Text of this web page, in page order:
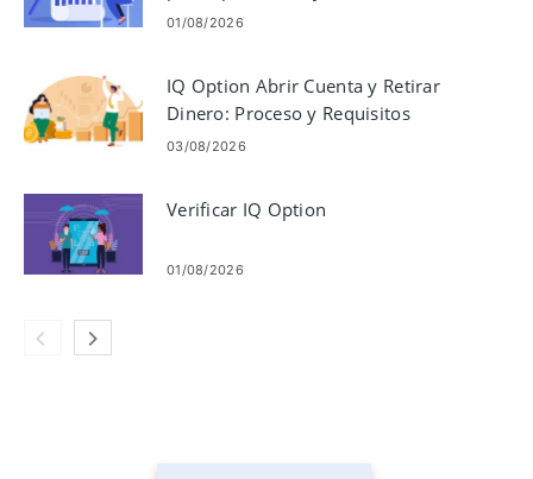
01/08/2026
IQ Option Abrir Cuenta y Retirar
Dinero: Proceso y Requisitos
03/08/2026
Verificar IQ Option
01/08/2026